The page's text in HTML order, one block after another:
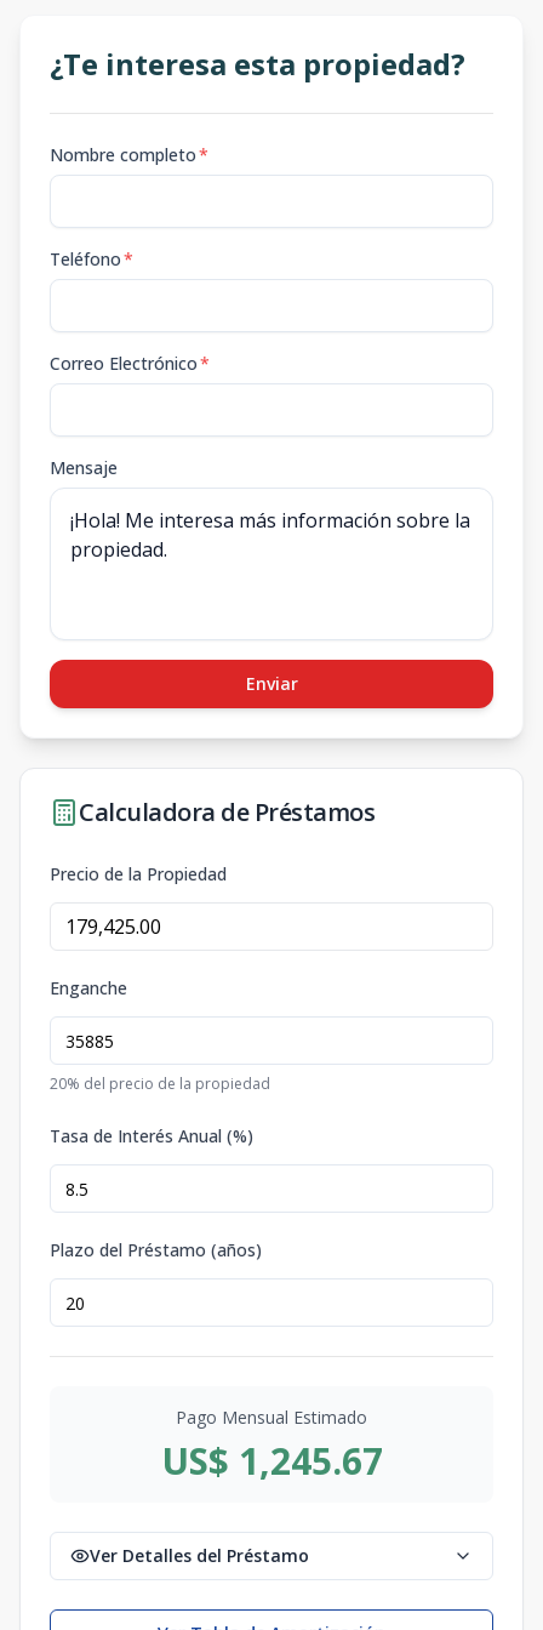
¿Te interesa esta propiedad?
Nombre completo*
Teléfono*
Correo Electrónico*
Mensaje
Enviar
Calculadora de Préstamos
Precio de la Propiedad
Enganche
20% del precio de la propiedad
Tasa de Interés Anual (%)
Plazo del Préstamo (años)
Pago Mensual Estimado
US$ 1,245.67
Ver Detalles del Préstamo